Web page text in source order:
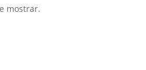
mostrar.